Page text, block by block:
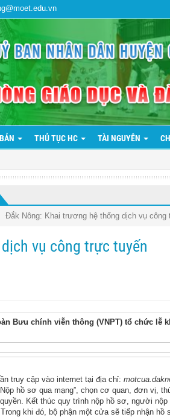
THỦ TỤC HC TÀI NGUYÊN
Đắk Nông: Khai trương hệ thống dịch vụ công
vụ công trực tuyến
Bưu chính viễn thông (VNPT) tổ chức
truy cập vào internet tại địa chỉ:
hồ sơ qua mạng”, chọn cơ quan, đơn vị,
Kết thúc quy trình nộp hồ sơ, người
khi đó, bộ phận một cửa sẽ tiếp nhận